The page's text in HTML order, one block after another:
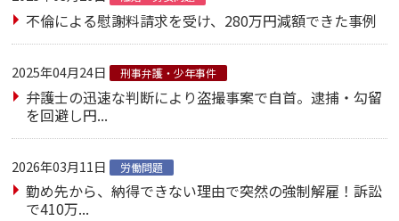
不倫による慰謝料請求を受け、280万円減額できた事例
2025年04月24日 刑事弁護・少年事件
弁護士の迅速な判断により盗撮事案で自首。逮捕・勾留
を回避し円...
2026年03月11日 労働問題
勤め先から、納得できない理由で突然の強制解雇！訴訟
で410万...